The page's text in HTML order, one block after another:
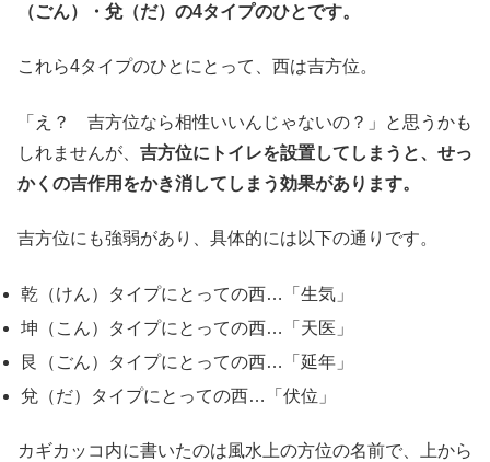
（ごん）・兌（だ）の4タイプのひとです。
これら4タイプのひとにとって、西は吉方位。
「え？ 吉方位なら相性いいんじゃないの？」と思うかも
しれませんが、 吉方位にトイレを設置してしまうと、せっ
かくの吉作用をかき消してしまう効果があります。
吉方位にも強弱があり、具体的には以下の通りです。
乾（けん）タイプにとっての西…「生気」
坤（こん）タイプにとっての西…「天医」
艮（ごん）タイプにとっての西…「延年」
兌（だ）タイプにとっての西…「伏位」
カギカッコ内に書いたのは風水上の方位の名前で、上から